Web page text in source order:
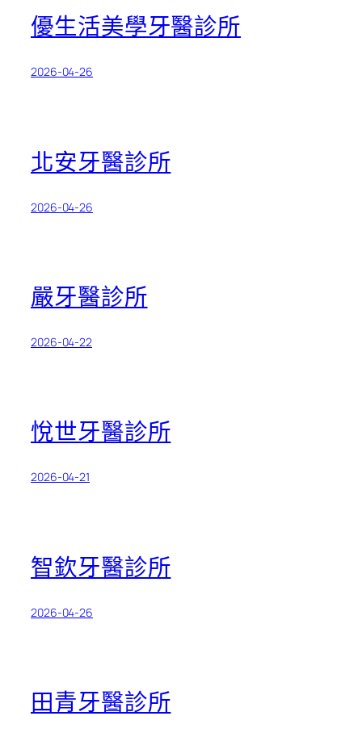
優生活美學牙醫診所
2026-04-26
北安牙醫診所
2026-04-26
嚴牙醫診所
2026-04-22
悅世牙醫診所
2026-04-21
智欽牙醫診所
2026-04-26
田青牙醫診所